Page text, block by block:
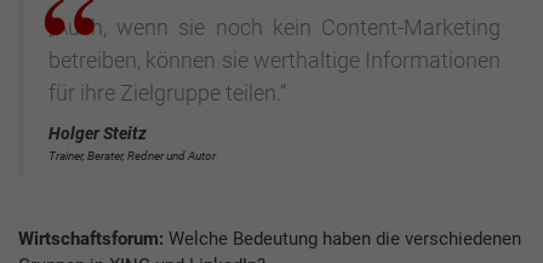
„Auch, wenn sie noch kein Content-Marketing
betreiben, können sie werthaltige Informationen
für ihre Zielgruppe teilen.“
Holger Steitz
Trainer, Berater, Redner und Autor
Wirtschaftsforum: Welche Bedeutung haben die verschiedenen